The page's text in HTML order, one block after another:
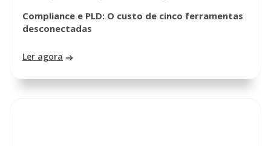
Compliance e PLD: O custo de cinco ferramentas
desconectadas
Ler agora